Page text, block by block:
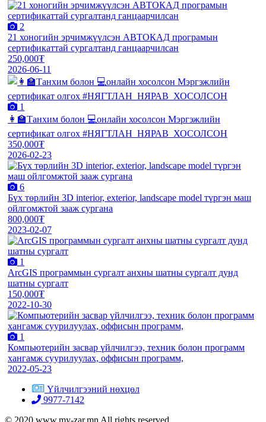
2
21 хоногийн эрчимжүүлсэн АВТОКАД програмын
сертификаттай сургалтанд ганцаарчилсан
250,000₮
2026-06-11
1
👩‍🏫Танхим болон 💻онлайн хосолсон Мэргэжлийн
сертификат олгох #НЯГТЛАН_НЯРАВ_ХОСОЛСОН
350,000₮
2026-02-23
6
Бүх төрлийн 3D interior, exterior, landscape model түргэн маш
ойлгомжтой зааж сургана
800,000₮
2023-02-07
1
ArcGIS программын сургалт анхны шатны сургалт дунд
шатны сургалт
150,000₮
2022-10-30
1
Компьютерийн засвар үйлчилгээ, техник болон программ
хангамж суурилуулах, оффисын программ,
2022-05-23
Үйлчилгээний нөхцөл
9977-7142
© 2020 www.my-zar.mn All rights reserved